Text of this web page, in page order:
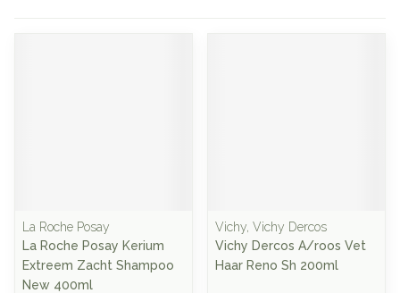
La Roche Posay
La Roche Posay Kerium
Extreem Zacht Shampoo
New 400ml
Vichy, Vichy Dercos
Vichy Dercos A/roos Vet
Haar Reno Sh 200ml